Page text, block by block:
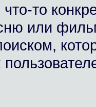
то
или